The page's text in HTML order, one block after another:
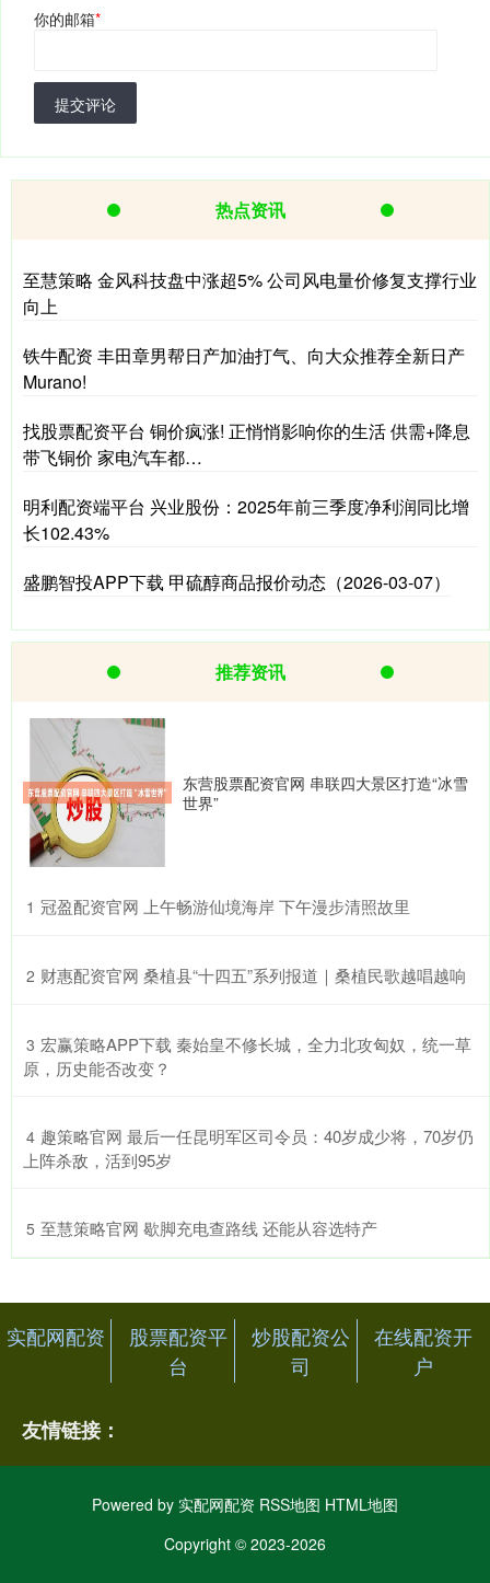
你的邮箱*
提交评论
热点资讯
至慧策略 金风科技盘中涨超5% 公司风电量价修复支撑行业
向上
铁牛配资 丰田章男帮日产加油打气、向大众推荐全新日产
Murano!
找股票配资平台 铜价疯涨! 正悄悄影响你的生活 供需+降息
带飞铜价 家电汽车都…
明利配资端平台 兴业股份：2025年前三季度净利润同比增
长102.43%
盛鹏智投APP下载 甲硫醇商品报价动态（2026-03-07）
推荐资讯
东营股票配资官网 串联四大景区打造“冰雪
世界”
1 ​冠盈配资官网 上午畅游仙境海岸 下午漫步清照故里
2 ​财惠配资官网 桑植县“十四五”系列报道｜桑植民歌越唱越响
3 ​宏赢策略APP下载 秦始皇不修长城，全力北攻匈奴，统一草
原，历史能否改变？
4 ​趣策略官网 最后一任昆明军区司令员：40岁成少将，70岁仍
上阵杀敌，活到95岁
5 ​至慧策略官网 歇脚充电查路线 还能从容选特产
实配网配资
股票配资平
台
炒股配资公
司
在线配资开
户
友情链接：
Powered by 实配网配资 RSS地图 HTML地图
Copyright © 2023-2026